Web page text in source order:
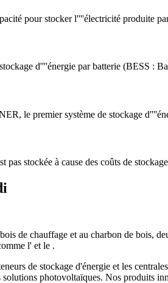
pour stocker l''''électricité produite
d''''énergie par batterie (BESS :
le premier système de stockage
stockée à cause des coûts de
de chauffage et au charbon de bois,
l' et le .
de stockage d'énergie et les
photovoltaïques. Nos produits